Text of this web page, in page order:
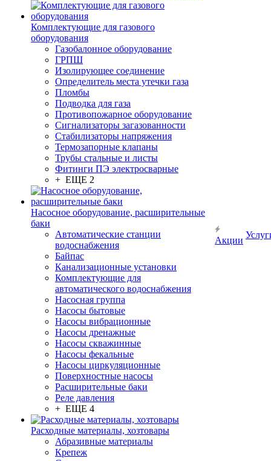
Комплектующие для газового
оборудования
Газобалонное оборудование
ГРПШ
Изолирующее соединение
Определитель места утечки газа
Пломбы
Подводка для газа
Противопожарное оборудование
Сигнализаторы загазованности
Стабилизаторы напряжения
Термозапорные клапаны
Трубы стальные и листы
Фитинги ПЭ электросварные
+ ЕЩЕ 2
Насосное оборудование, расширительные
баки
Автоматические станции
водоснабжения
Байпас
Канализационные установки
Комплектующие для
автоматического водоснабжения
Насосная группа
Насосы бытовые
Насосы вибрационные
Насосы дренажные
Насосы скважинные
Насосы фекальные
Насосы циркуляционные
Поверхностные насосы
Расширительные баки
Реле давления
+ ЕЩЕ 4
Расходные материалы, хозтовары
Абразивные материалы
Крепеж
Акции